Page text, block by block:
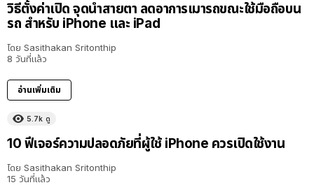
วิธีตั้งค่าเปิด จุดนำสายตา ลดอาการเมารถขณะใช้มือถือบน
รถ สำหรับ iPhone และ iPad
โดย Sasithakan Sritonthip
8 วันที่แล้ว
อ่านเพิ่มเติม
5.7k ดู
10 ฟีเจอร์ความปลอดภัยที่ผู้ใช้ iPhone ควรเปิดใช้งาน
โดย Sasithakan Sritonthip
15 วันที่แล้ว